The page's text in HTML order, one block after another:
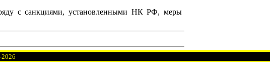
с санкциями, установленными НК РФ, меры
-2026